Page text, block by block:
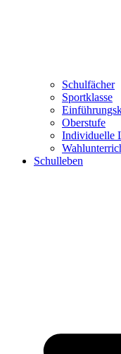
Schulfächer
Sportklasse
Oberstufe
Individuelle
Schulleben